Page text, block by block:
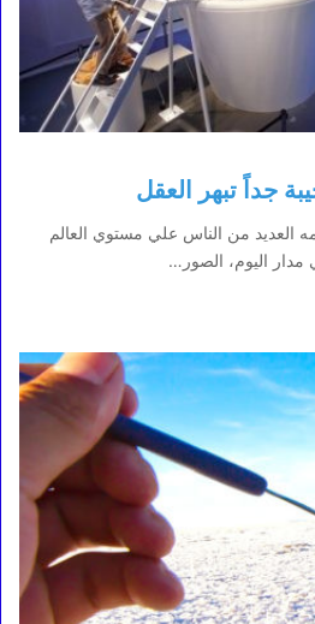
جداً تبهر العقل
العديد من الناس علي مستوي العالم
مدار اليوم، الصور…